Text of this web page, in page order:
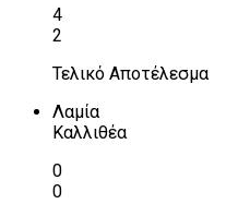
4
2
Τελικό Αποτέλεσμα
Λαμία
Καλλιθέα
0
0